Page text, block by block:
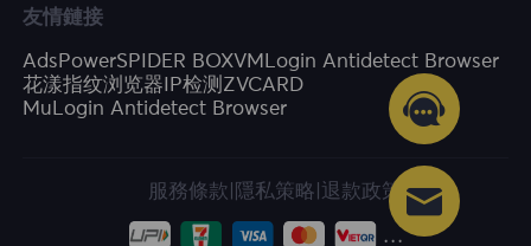
友情鏈接
AdsPowerSPIDER BOXVMLogin Antidetect Browser
花漾指纹浏览器 IP检测 ZVCARD
MuLogin Antidetect Browser
服務條款 隱私策略 退款政策